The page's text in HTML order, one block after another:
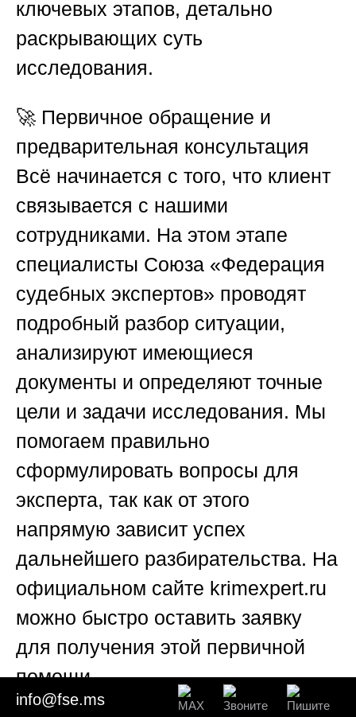
ключевых этапов, детально
раскрывающих суть
исследования.
🚀 Первичное обращение и
предварительная консультация
Всё начинается с того, что клиент
связывается с нашими
сотрудниками. На этом этапе
специалисты Союза «Федерация
судебных экспертов» проводят
подробный разбор ситуации,
анализируют имеющиеся
документы и определяют точные
цели и задачи исследования. Мы
помогаем правильно
сформулировать вопросы для
эксперта, так как от этого
напрямую зависит успех
дальнейшего разбирательства. На
официальном сайте krimexpert.ru
можно быстро оставить заявку
для получения этой первичной
помощи.
info@fse.ms